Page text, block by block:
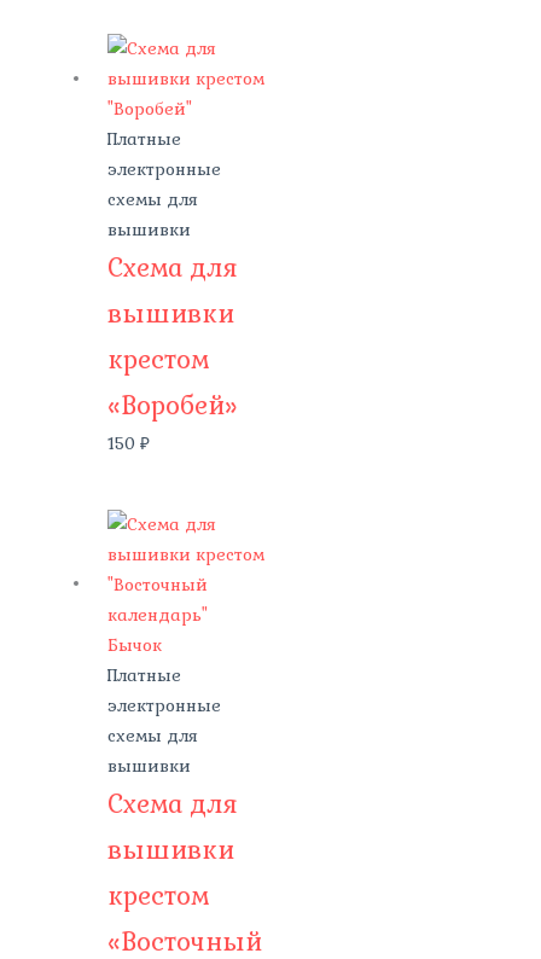
Платные
электронные
схемы для
вышивки
Схема для
вышивки
крестом
«Воробей»
150₽
Платные
электронные
схемы для
вышивки
Схема для
вышивки
крестом
«Восточный